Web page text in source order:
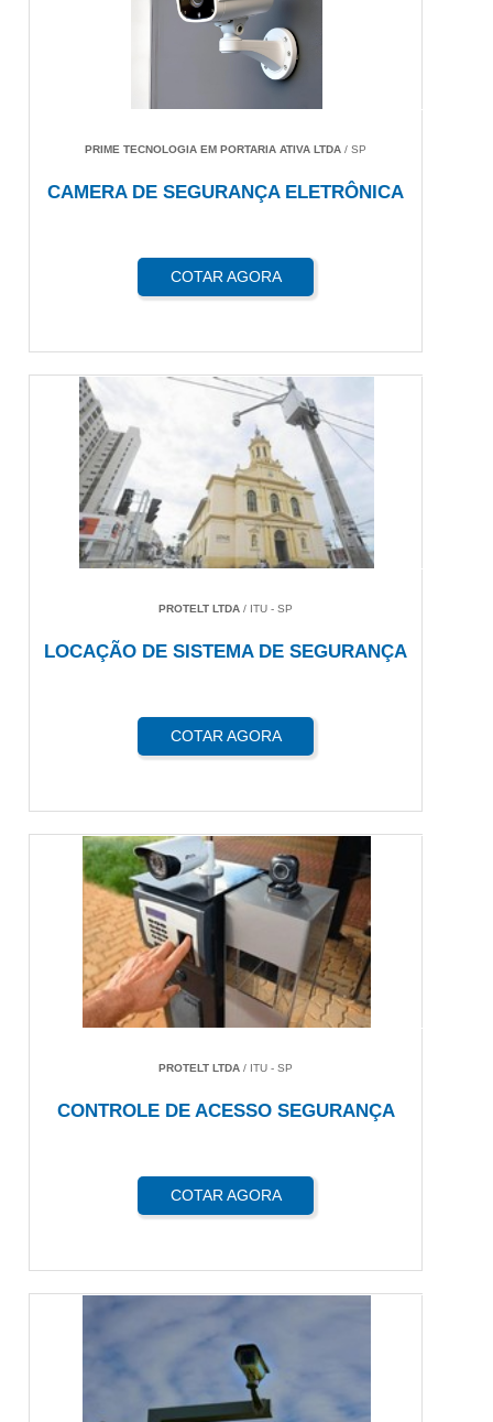
PRIME TECNOLOGIA EM PORTARIA ATIVA LTDA / SP
CAMERA DE SEGURANÇA ELETRÔNICA
COTAR AGORA
PROTELT LTDA / ITU - SP
LOCAÇÃO DE SISTEMA DE SEGURANÇA
COTAR AGORA
PROTELT LTDA / ITU - SP
CONTROLE DE ACESSO SEGURANÇA
COTAR AGORA